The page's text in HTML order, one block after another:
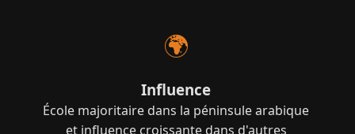
🌍
Influence
École majoritaire dans la péninsule arabique
et influence croissante dans d'autres